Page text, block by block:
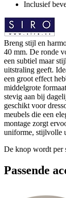
Inclusief
Breng stijl en
40 mm. De ronde
een subtiel maar
uitstraling geeft.
een groot effect
middelgrote
stevig aan bij
geschikt voor
meubels die een
montage zorgt
uniforme, stijlvolle
De knop wordt per
Passende